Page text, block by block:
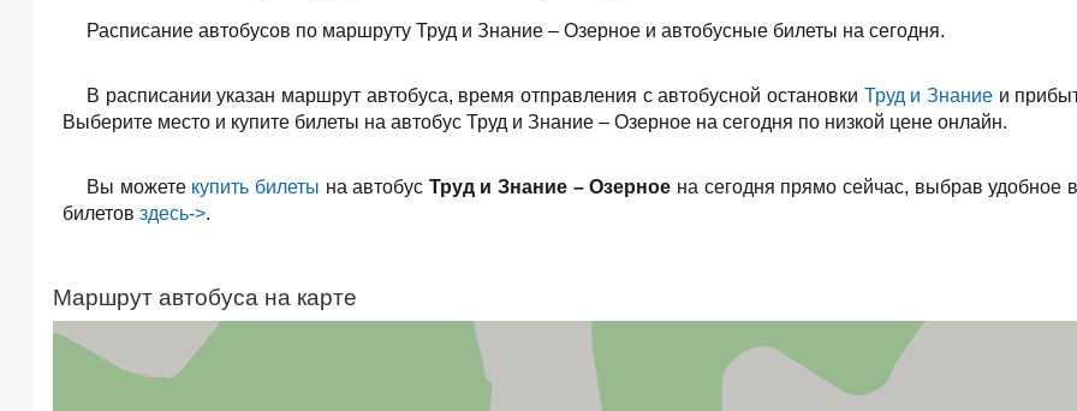
Расписание автобусов по маршруту Труд и Знание – Озерное и автобусные билеты на сегодня.
В расписании указан маршрут автобуса, время отправления с автобусной остановки Труд и Знание и
Выберите место и купите билеты на автобус Труд и Знание – Озерное на сегодня по низкой цене онлайн.
Вы можете купить билеты на автобус Труд и Знание – Озерное на сегодня прямо сейчас, выбрав
билетов здесь->.
Маршрут автобуса на карте